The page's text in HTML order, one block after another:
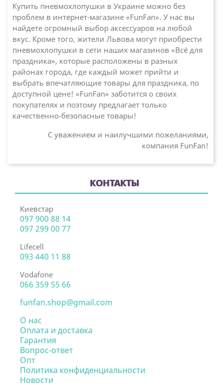
Купить пневмохлопушки в Украине можно без
проблем в интернет-магазине «FunFan». У нас вы
найдете огромный выбор аксессуаров на любой
вкус. Кроме того, жители Львова могут приобрести
пневмохлопушки в сети наших магазинов «Всё для
праздника», которые расположены в разных
районах города, где каждый может прийти и
выбрать впечатляющие товары для праздника, по
доступной цене! «FunFan» заботится о своих
покупателях и поэтому предлагает только
качественно-безопасные товары!
С уважением и наилучшими пожеланиями,
компания FunFan!
КОНТАКТЫ
Киевстар
097 900 88 14
097 299 00 77
Lifecell
093 440 11 88
Vodafone
066 359 55 66
funfan.shop@gmail.com
О нас
Оплата и доставка
Гарантия
Вопрос-ответ
Опт
Политика конфиденциальности
Новости